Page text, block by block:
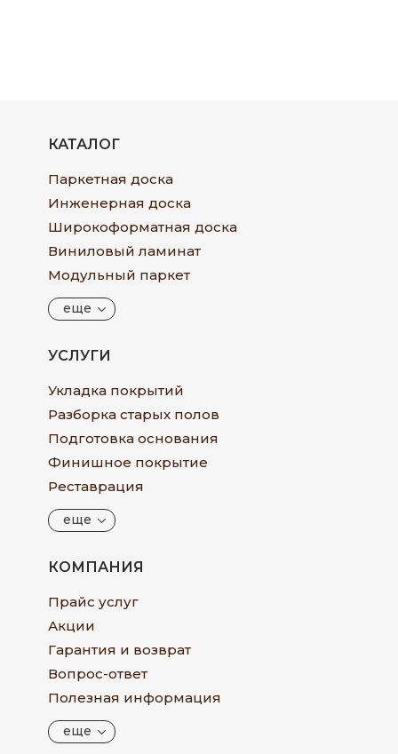
КАТАЛОГ
Паркетная доска
Инженерная доска
Широкоформатная доска
Виниловый ламинат
Модульный паркет
еще
УСЛУГИ
Укладка покрытий
Разборка старых полов
Подготовка основания
Финишное покрытие
Реставрация
еще
КОМПАНИЯ
Прайс услуг
Акции
Гарантия и возврат
Вопрос-ответ
Полезная информация
еще